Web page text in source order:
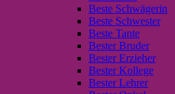
Beste Schwägerin
Beste Schwester
Beste Tante
Bester Bruder
Bester Erzieher
Bester Kollege
Bester Lehrer